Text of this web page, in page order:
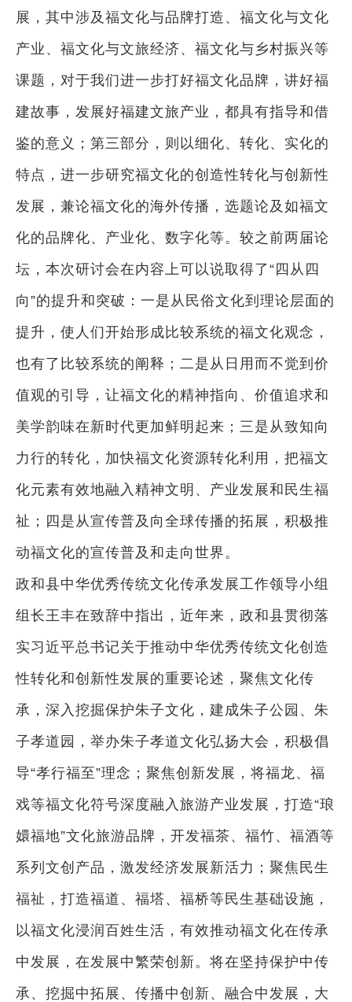
展，其中涉及福文化与品牌打造、福文化与文化
产业、福文化与文旅经济、福文化与乡村振兴等
课题，对于我们进一步打好福文化品牌，讲好福
建故事，发展好福建文旅产业，都具有指导和借
鉴的意义；第三部分，则以细化、转化、实化的
特点，进一步研究福文化的创造性转化与创新性
发展，兼论福文化的海外传播，选题论及如福文
化的品牌化、产业化、数字化等。较之前两届论
坛，本次研讨会在内容上可以说取得了“四从四
向”的提升和突破：一是从民俗文化到理论层面的
提升，使人们开始形成比较系统的福文化观念，
也有了比较系统的阐释；二是从日用而不觉到价
值观的引导，让福文化的精神指向、价值追求和
美学韵味在新时代更加鲜明起来；三是从致知向
力行的转化，加快福文化资源转化利用，把福文
化元素有效地融入精神文明、产业发展和民生福
祉；四是从宣传普及向全球传播的拓展，积极推
动福文化的宣传普及和走向世界。
政和县中华优秀传统文化传承发展工作领导小组
组长王丰在致辞中指出，近年来，政和县贯彻落
实习近平总书记关于推动中华优秀传统文化创造
性转化和创新性发展的重要论述，聚焦文化传
承，深入挖掘保护朱子文化，建成朱子公园、朱
子孝道园，举办朱子孝道文化弘扬大会，积极倡
导“孝行福至”理念；聚焦创新发展，将福龙、福
戏等福文化符号深度融入旅游产业发展，打造“琅
嬛福地”文化旅游品牌，开发福茶、福竹、福酒等
系列文创产品，激发经济发展新活力；聚焦民生
福祉，打造福道、福塔、福桥等民生基础设施，
以福文化浸润百姓生活，有效推动福文化在传承
中发展，在发展中繁荣创新。将在坚持保护中传
承、挖掘中拓展、传播中创新、融合中发展，大